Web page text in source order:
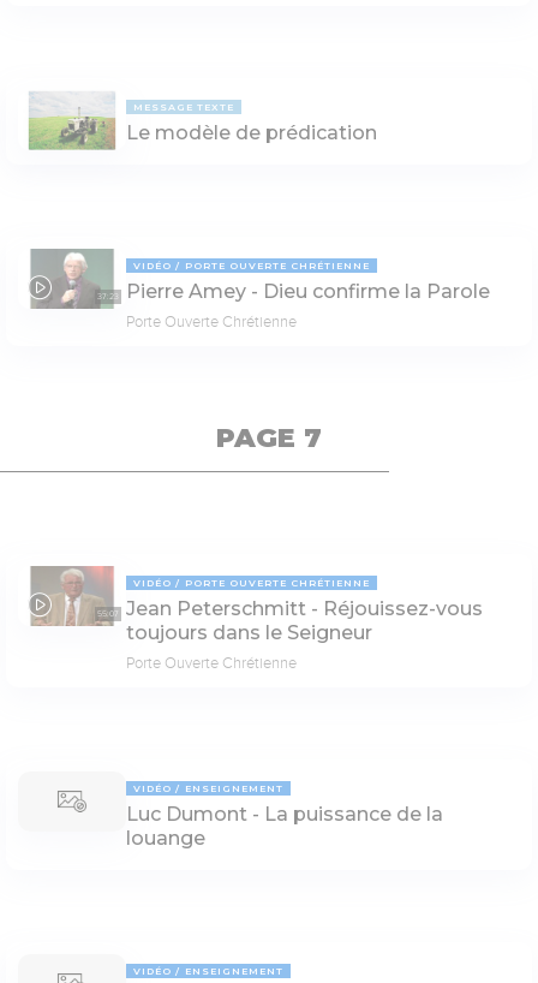
MESSAGE TEXTE
Le modèle de prédication
37:23
VIDÉO PORTE OUVERTE CHRÉTIENNE
Pierre Amey - Dieu confirme la Parole
Porte Ouverte Chrétienne
PAGE 7
55:07
VIDÉO PORTE OUVERTE CHRÉTIENNE
Jean Peterschmitt - Réjouissez-vous
toujours dans le Seigneur
Porte Ouverte Chrétienne
VIDÉO ENSEIGNEMENT
Luc Dumont - La puissance de la
louange
VIDÉO ENSEIGNEMENT